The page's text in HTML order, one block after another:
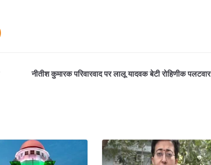
नीतीश कुमारक परिवारवाद पर लालू यादवक बेटी रोहिणीक पलटवार